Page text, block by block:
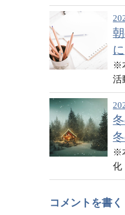
に
※
※
化
コメントを書く